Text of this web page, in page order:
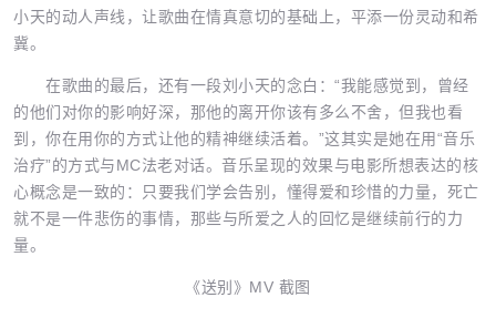
小天的动人声线，让歌曲在情真意切的基础上，平添一份灵动和希
冀。
在歌曲的最后，还有一段刘小天的念白：“我能感觉到，曾经
的他们对你的影响好深，那他的离开你该有多么不舍，但我也看
到，你在用你的方式让他的精神继续活着。”这其实是她在用“音乐
治疗”的方式与MC法老对话。音乐呈现的效果与电影所想表达的核
心概念是一致的：只要我们学会告别，懂得爱和珍惜的力量，死亡
就不是一件悲伤的事情，那些与所爱之人的回忆是继续前行的力
量。
《送别》MV 截图